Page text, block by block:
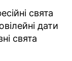
свята
дати
свята